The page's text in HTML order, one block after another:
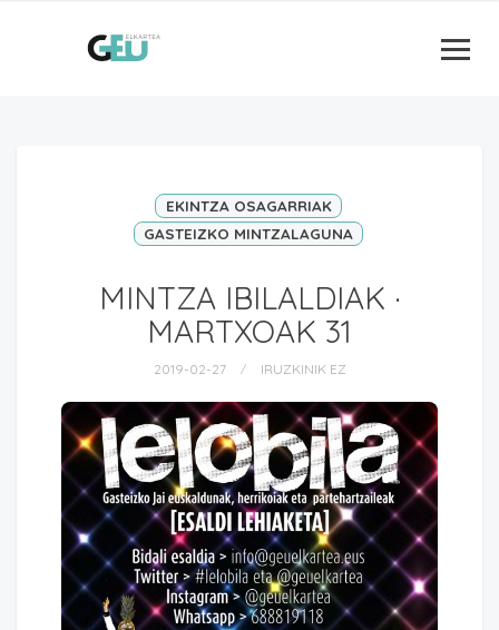
EKINTZA OSAGARRIAK
GASTEIZKO MINTZALAGUNA
MINTZA IBILALDIAK ·
MARTXOAK 31
2019-02-27 IRUZKINIK EZ